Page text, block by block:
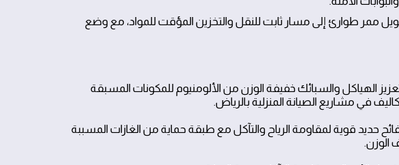
ممر طوارئ إلى مسار ثابت للنقل والتخزين المؤقت للمواد، مع وضع
الهياكل والسبائك خفيفة الوزن من الألومنيوم للمكونات المسبقة
في مشاريع الصيانة المنزلية بالرياض.
حديد قوية لمقاومة الرياح والتآكل مع طبقة حماية من الغازات المسببة
الوزن.